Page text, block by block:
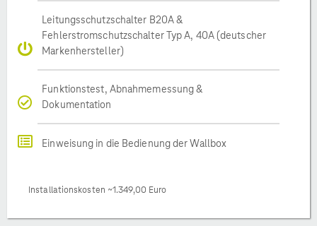
Leitungsschutzschalter B20A &
Fehlerstromschutzschalter Typ A, 40A (deutscher
Markenhersteller)
Funktionstest, Abnahmemessung &
Dokumentation
Einweisung in die Bedienung der Wallbox
Installationskosten ~1.349,00 Euro